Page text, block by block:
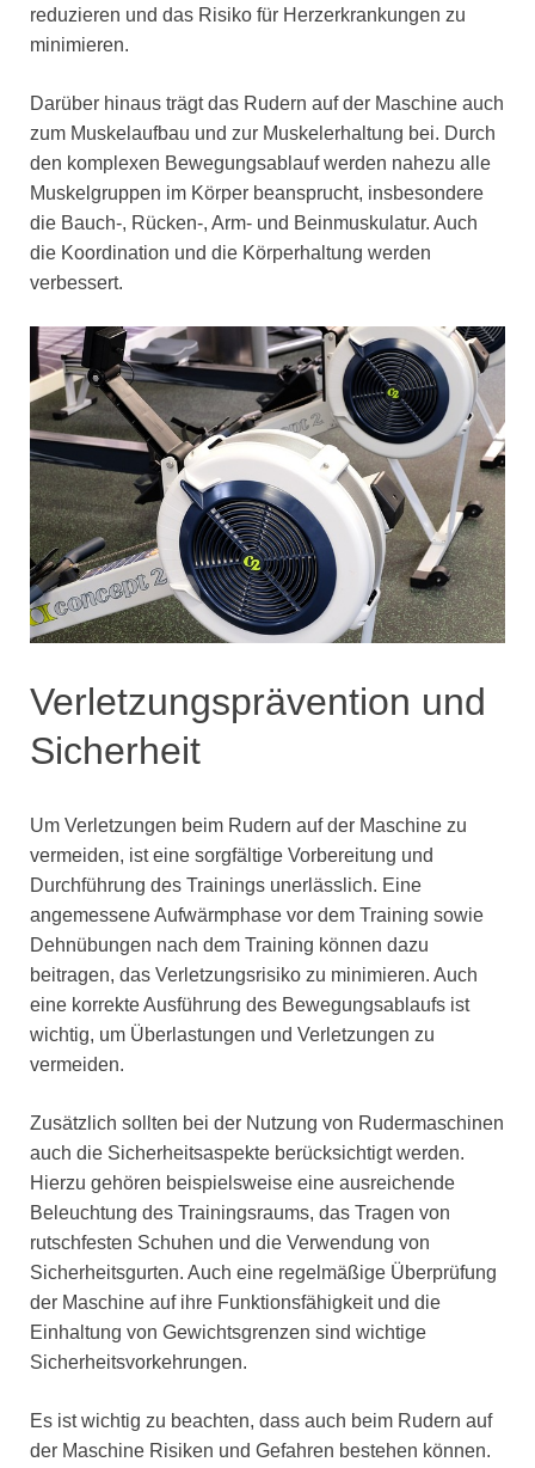
reduzieren und das Risiko für Herzerkrankungen zu
minimieren.
Darüber hinaus trägt das Rudern auf der Maschine auch
zum Muskelaufbau und zur Muskelerhaltung bei. Durch
den komplexen Bewegungsablauf werden nahezu alle
Muskelgruppen im Körper beansprucht, insbesondere
die Bauch-, Rücken-, Arm- und Beinmuskulatur. Auch
die Koordination und die Körperhaltung werden
verbessert.
Verletzungsprävention und
Sicherheit
Um Verletzungen beim Rudern auf der Maschine zu
vermeiden, ist eine sorgfältige Vorbereitung und
Durchführung des Trainings unerlässlich. Eine
angemessene Aufwärmphase vor dem Training sowie
Dehnübungen nach dem Training können dazu
beitragen, das Verletzungsrisiko zu minimieren. Auch
eine korrekte Ausführung des Bewegungsablaufs ist
wichtig, um Überlastungen und Verletzungen zu
vermeiden.
Zusätzlich sollten bei der Nutzung von Rudermaschinen
auch die Sicherheitsaspekte berücksichtigt werden.
Hierzu gehören beispielsweise eine ausreichende
Beleuchtung des Trainingsraums, das Tragen von
rutschfesten Schuhen und die Verwendung von
Sicherheitsgurten. Auch eine regelmäßige Überprüfung
der Maschine auf ihre Funktionsfähigkeit und die
Einhaltung von Gewichtsgrenzen sind wichtige
Sicherheitsvorkehrungen.
Es ist wichtig zu beachten, dass auch beim Rudern auf
der Maschine Risiken und Gefahren bestehen können.